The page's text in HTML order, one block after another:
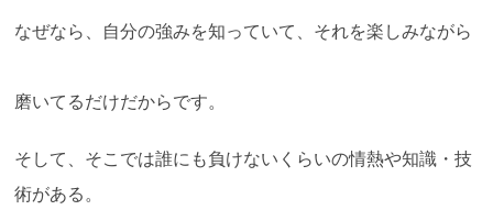
なぜなら、自分の強みを知っていて、それを楽しみながら
磨いてるだけだからです。
そして、そこでは誰にも負けないくらいの情熱や知識・技
術がある。